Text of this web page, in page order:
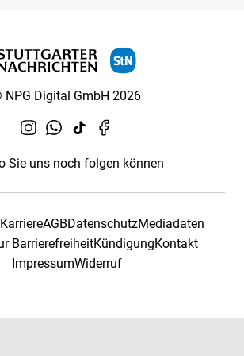
NPG Digital GmbH 2026
Sie uns noch folgen können
KarriereAGBDatenschutzMediadaten
BarrierefreiheitKündigungKontakt
ImpressumWiderruf